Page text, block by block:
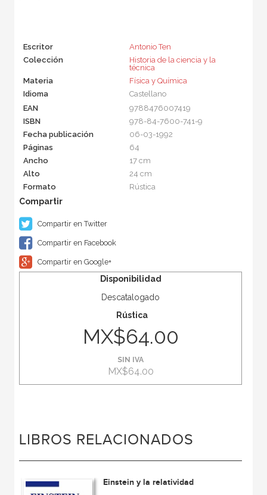
Escritor
Antonio Ten
Colección
Historia de la ciencia y la
técnica
Materia
Física y Química
Idioma
Castellano
EAN
9788476007419
ISBN
978-84-7600-741-9
Fecha publicación
06-03-1992
Páginas
64
Ancho
17 cm
Alto
24 cm
Formato
Rústica
Compartir en Twitter
Compartir en Facebook
Compartir en Google+
Disponibilidad
Descatalogado
Rústica
MX$64.00
SIN IVA
MX$64.00
LIBROS RELACIONADOS
Einstein y la relatividad